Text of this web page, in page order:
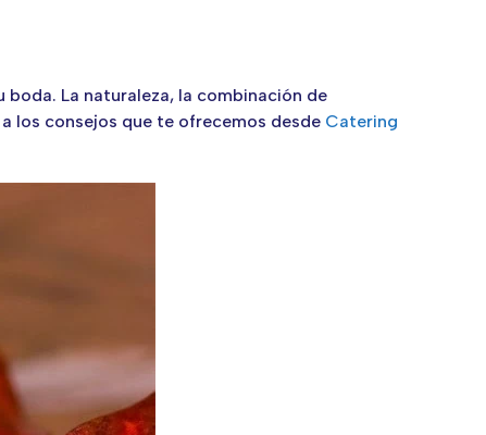
La naturaleza, la combinación de
los consejos que te ofrecemos desde Catering